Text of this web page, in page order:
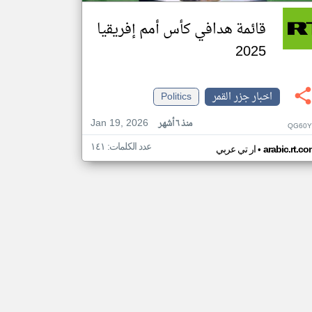
قائمة هدافي كأس أمم إفريقيا
2025
اخبار جزر القمر
Politics
Jan 19, 2026
منذ ٦ أشهر
ار تي عربي• عدد الكلمات: ١٤١